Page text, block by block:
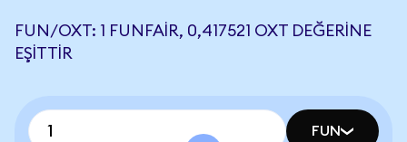
FUN/OXT: 1 FUNFAIR, 0,417521 OXT DEĞERINE
EŞITTIR
FUN